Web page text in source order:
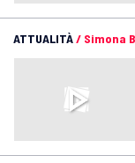
ATTUALITÀ/ Simona